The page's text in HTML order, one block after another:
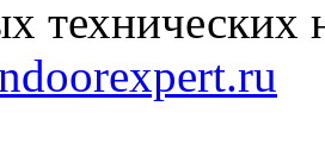
технических